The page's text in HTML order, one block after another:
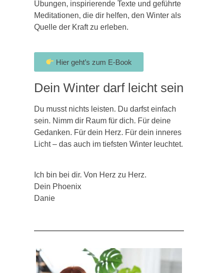
Übungen, inspirierende Texte und geführte
Meditationen, die dir helfen, den Winter als
Quelle der Kraft zu erleben.
Hier geht’s zum E-Book
Dein Winter darf leicht sein
Du musst nichts leisten. Du darfst einfach
sein. Nimm dir Raum für dich. Für deine
Gedanken. Für dein Herz. Für dein inneres
Licht – das auch im tiefsten Winter leuchtet.
Ich bin bei dir. Von Herz zu Herz.
Dein Phoenix
Danie